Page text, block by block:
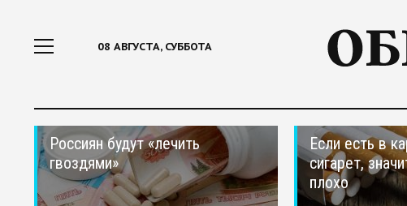
08 АВГУСТА, СУББОТА
Россиян будут «лечить
гвоздями»
Если есть в
сигарет,
плохо